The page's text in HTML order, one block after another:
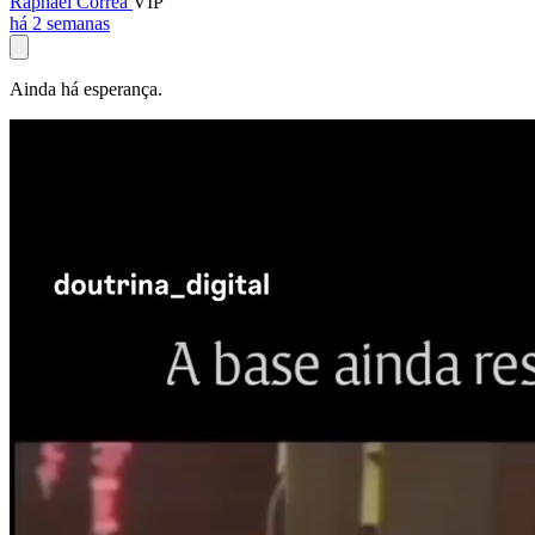
há 2 semanas
Ainda há esperança.